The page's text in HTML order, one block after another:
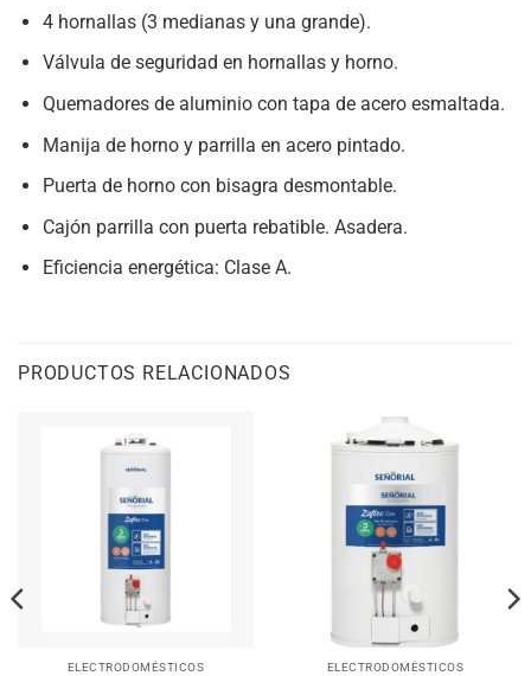
4 hornallas (3 medianas y una grande).
Válvula de seguridad en hornallas y horno.
Quemadores de aluminio con tapa de acero esmaltada.
Manija de horno y parrilla en acero pintado.
Puerta de horno con bisagra desmontable.
Cajón parrilla con puerta rebatible. Asadera.
Eficiencia energética: Clase A.
PRODUCTOS RELACIONADOS
ELECTRODOMÉSTICOS ELECTRODOMÉSTICOS